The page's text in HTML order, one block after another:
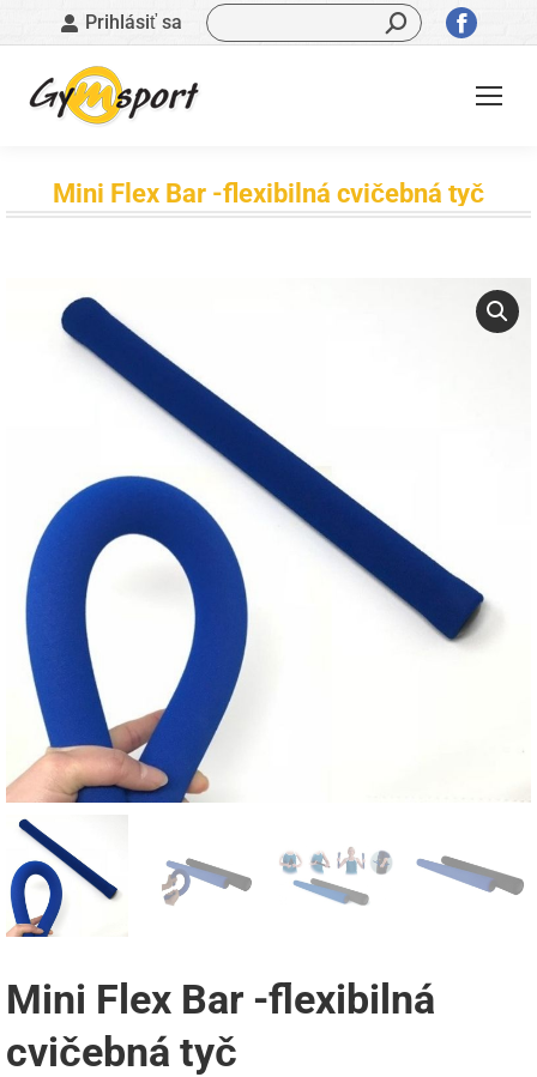
Prihlásiť sa Vyhľadávanie:
sa
otvorí
Mini Flex Bar -flexibilná cvičebná tyč
Mini Flex Bar -flexibilná
cvičebná tyč